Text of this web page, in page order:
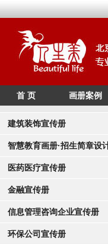
首 页 画册案例
建筑装饰宣传册
智慧教育画册·招生简章设
医药医疗宣传册
金融宣传册
信息管理咨询企业宣传册
环保公司宣传册